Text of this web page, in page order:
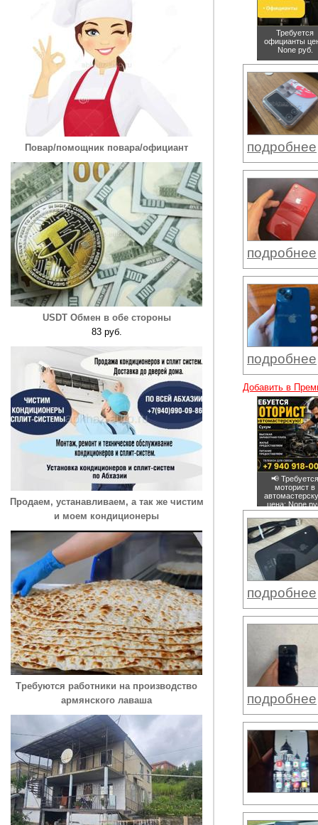
Повар/помощник повара/официант
USDT Обмен в обе стороны
83 руб.
Продаем, устанавливаем, а так же чистим
и моем кондиционеры
Требуются работники на производство
армянского лаваша
Требуется
официанты
None руб.
подробнее
подробнее
подробнее
Добавить в
📢
моторист в
цена: None
подробнее
подробнее